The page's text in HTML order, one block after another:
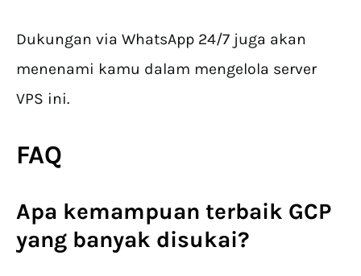
Dukungan via WhatsApp 24/7 juga akan
menenami kamu dalam mengelola server
VPS ini.
FAQ
Apa kemampuan terbaik GCP
yang banyak disukai?